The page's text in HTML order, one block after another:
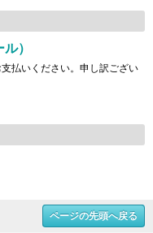
）
払いください。申し訳ござい
ページの先頭へ戻る